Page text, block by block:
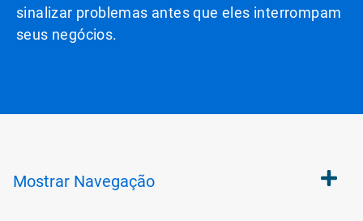
sinalizar problemas antes que eles interrompam
seus negócios.
Mostrar Navegação